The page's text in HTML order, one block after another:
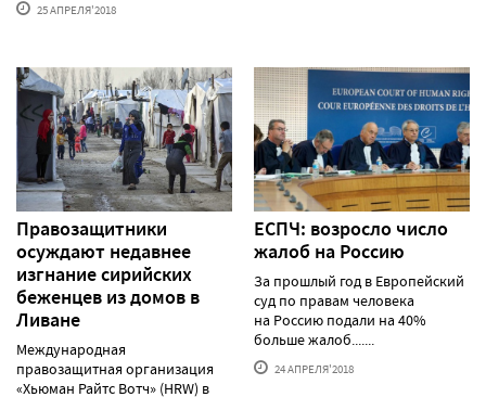
25 АПРЕЛЯ'2018
Правозащитники
осуждают недавнее
изгнание сирийских
беженцев из домов в
Ливане
Международная
правозащитная организация
«Хьюман Райтс Вотч» (HRW) в
ЕСПЧ: возросло число
жалоб на Россию
За прошлый год в Европейский
суд по правам человека
на Россию подали на 40%
больше жалоб.......
24 АПРЕЛЯ'2018